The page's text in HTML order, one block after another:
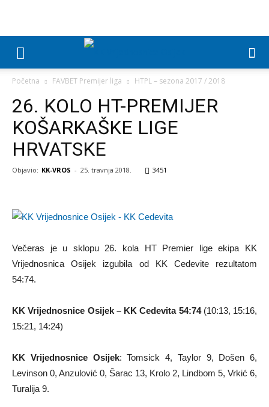
Početna FAVBET Premijer liga HTPL – sezona 2017 / 2018
26. KOLO HT-PREMIJER
KOŠARKAŠKE LIGE
HRVATSKE
Objavio: KK-VROS - 25. travnja 2018. 3451
Večeras je u sklopu 26. kola HT Premier lige ekipa KK
Vrijednosnica Osijek izgubila od KK Cedevite rezultatom
54:74.
KK Vrijednosnice Osijek – KK Cedevita 54:74 (10:13, 15:16,
15:21, 14:24)
KK Vrijednosnice Osijek: Tomsick 4, Taylor 9, Došen 6,
Levinson 0, Anzulović 0, Šarac 13, Krolo 2, Lindbom 5, Vrkić 6,
Turalija 9.